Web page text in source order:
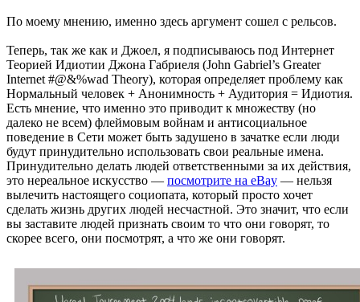
По моему мнению, именно здесь аргумент сошел с рельсов.
Теперь, так же как и Джоел, я подписываюсь под Интернет
Теорией Идиотии Джона Габриеля (John Gabriel’s Greater
Internet #@&%wad Theory), которая определяет проблему как
Нормальный человек + Анонимность + Аудитория = Идиотия.
Есть мнение, что именно это приводит к множеству (но
далеко не всем) флеймовым войнам и антисоциальное
поведение в Сети может быть задушено в зачатке если люди
будут принудительно использовать свои реальные имена.
Принудительно делать людей ответственными за их действия,
это нереальное искусство — посмотрите на eBay — нельзя
вылечить настоящего социопата, который просто хочет
сделать жизнь других людей несчастной. Это значит, что если
вы заставите людей признать своим то что они говорят, то
скорее всего, они посмотрят, а что же они говорят.